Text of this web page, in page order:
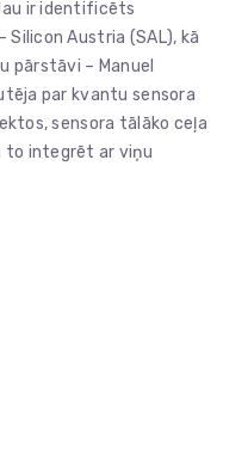
ir identificēts
Silicon Austria (SAL), kā
pārstāvi – Manuel
par kvantu sensora
sensora tālāko ceļa
to integrēt ar viņu